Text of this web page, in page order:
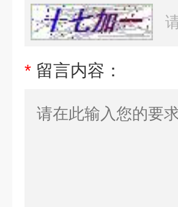
* 留言内容：